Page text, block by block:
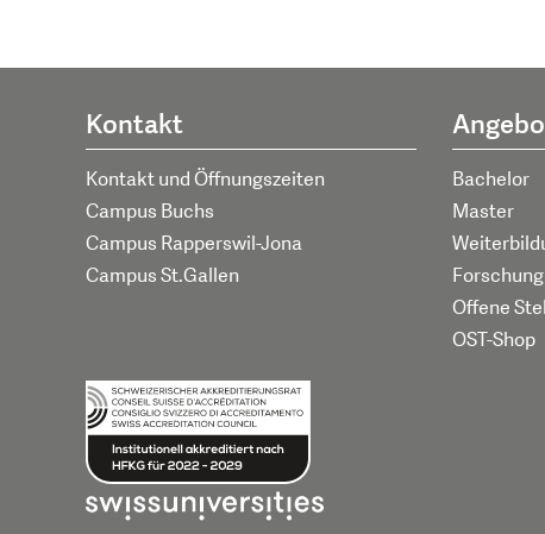
Kontakt
Kontakt und Öffnungszeiten
Campus Buchs
Campus Rapperswil-Jona
Campus St.Gallen
Bachelor
Master
Forschung
Offene
OST-Shop